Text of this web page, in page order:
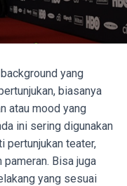
yang
biasanya
atau mood yang
ini sering digunakan
pertunjukan teater,
Bisa juga
yang sesuai